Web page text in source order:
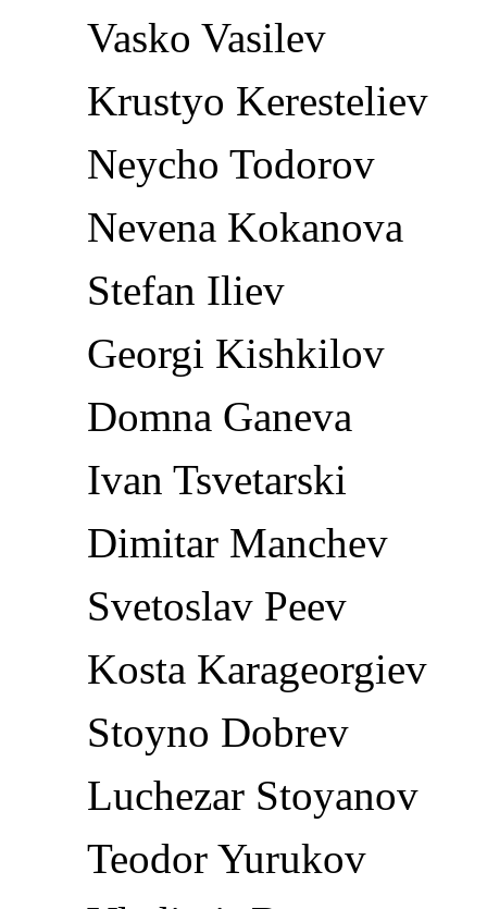
Vasko Vasilev
Krustyo Keresteliev
Neycho Todorov
Nevena Kokanova
Stefan Iliev
Georgi Kishkilov
Domna Ganeva
Ivan Tsvetarski
Dimitar Manchev
Svetoslav Peev
Kosta Karageorgiev
Stoyno Dobrev
Luchezar Stoyanov
Teodor Yurukov